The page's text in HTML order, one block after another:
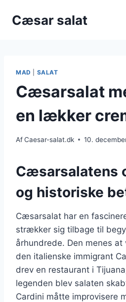
Cæsar salat
MAD SALAT
Cæsarsalat
en lækker
AfCaesar-salat.dk 10.
Cæsarsalatens
og historiske
Cæsarsalat har en
strækker sig tilbage til
århundrede. Den menes
den italienske immigrant
drev en restaurant i
legenden blev salaten
Cardini måtte improvisere